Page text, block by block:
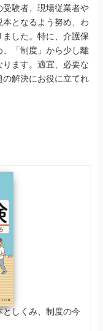
験者、現場従業者や
となるよう努め、わ
した。特に、介護保
、「制度」から少し離
ます。適宜、必要な
解決にお役に立てれ
しくみ、制度の今